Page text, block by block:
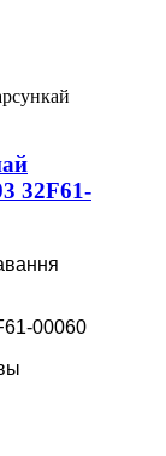
32F61-
00060